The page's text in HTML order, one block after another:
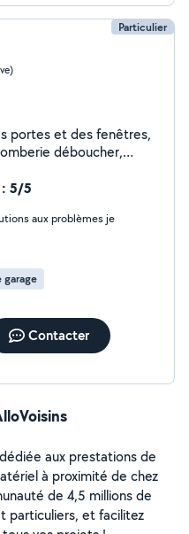
Particulier
portes et des fenêtres,
: 5/5
aux problèmes je
garage
Contacter
aux prestations de
à proximité de chez
de 4,5 millions de
particuliers, et facilitez